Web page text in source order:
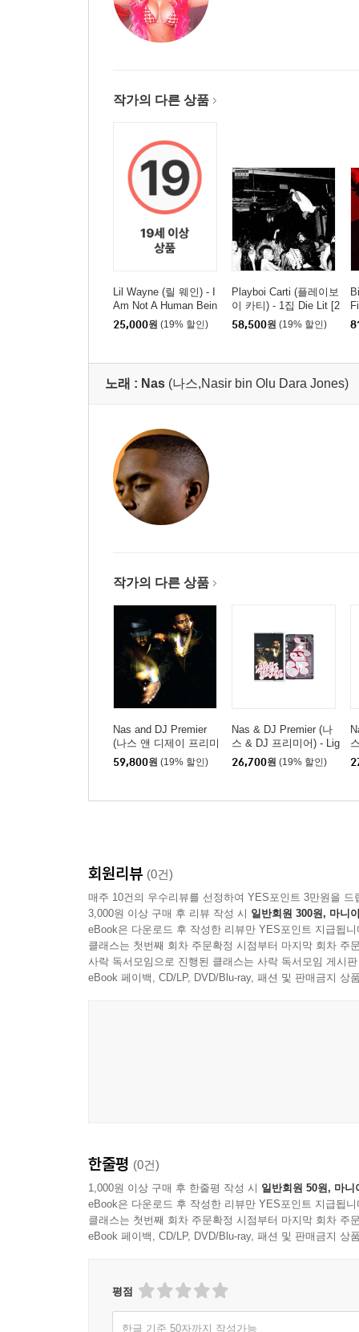
작가의 다른 상품
Lil Wayne (릴 웨인) - I
Am Not A Human Bein
g
25,000원 (19% 할인)
Playboi Carti (플레이보
이 카티) - 1집 Die Lit [2
LP]
58,500원 (19% 할인)
노래 : Nas (나스,Nasir bin Olu Dara Jones)
작가의 다른 상품
Nas and DJ Premier
(나스 앤 디제이 프리미
어) - Light-Years [2LP]
59,800원 (19% 할인)
Nas & DJ Premier (나
스 & DJ 프리미어) - Lig
ht-Years [카세트테이
프]
26,700원 (19% 할인)
회원리뷰 (0건)
매주 10건의 우수리뷰를 선정하여 YES포인트 3만원을 드
3,000원 이상 구매 후 리뷰 작성 시 일반회원 300원, 마니
eBook은 다운로드 후 작성한 리뷰만 YES포인트 지급됩니
클래스는 첫번째 회차 주문확정 시점부터 마지막 회차 주
사락 독서모임으로 진행된 클래스는 사락 독서모임 게시
eBook 페이백, CD/LP, DVD/Blu-ray, 패션 및 판매금지 상
한줄평 (0건)
1,000원 이상 구매 후 한줄평 작성 시 일반회원 50원, 마니
eBook은 다운로드 후 작성한 리뷰만 YES포인트 지급됩니
클래스는 첫번째 회차 주문확정 시점부터 마지막 회차 주
eBook 페이백, CD/LP, DVD/Blu-ray, 패션 및 판매금지 상
평점
한글 기준 50자까지 작성가능